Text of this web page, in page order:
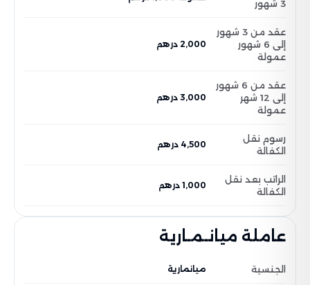
3 شهور
عقد من 3 شهور
إلى 6 شهور
عمولة
2,000 درهم
عقد من 6 شهور
إلى 12 شهر
عمولة
3,000 درهم
رسوم نقل
الكفالة
4,500 درهم
الراتب بعد نقل
الكفالة
1,000 درهم
عاملة ميانـمـارية
الجنسية ميانمارية